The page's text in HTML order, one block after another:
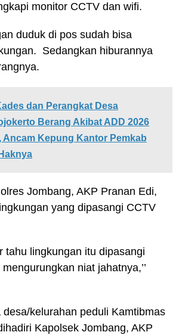
monitor CCTV dan wifi.
duduk di pos sudah bisa
Sedangkan hiburannya
dan Perangkat Desa
Berang Akibat ADD 2026
Ancam Kepung Kantor Pemkab
Jombang, AKP Pranan Edi,
yang dipasangi CCTV
tahu lingkungan itu dipasangi
niat jahatnya,’’
desa/kelurahan peduli Kamtibmas
Kapolsek Jombang, AKP